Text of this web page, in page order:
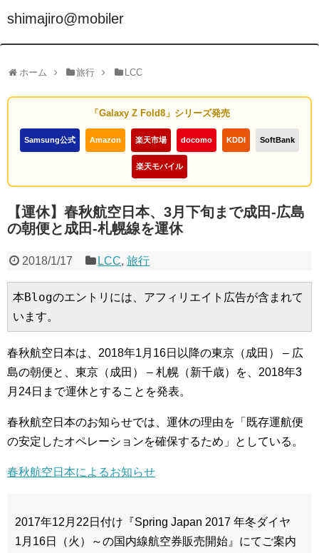
shimajiro@mobiler
ホーム 旅行 LCC
「Galaxy Z Fold8」シリーズ発売
Samsung公式 Amazon 楽天市場 docomo KDDI SoftBank
楽天モバイル
【運休】春秋航空日本、3月下旬まで成田-広島
の朝便と成田-札幌線を運休
2018/1/17 LCC,旅行
本Blogのエントリには、アフィリエイト広告が含まれて
います。
春秋航空日本は、2018年1月16日以降の東京（成田） – 広
島の朝便と、東京（成田） – 札幌（新千歳）を、2018年3
月24日まで運休とすることを発表。
春秋航空日本のお知らせでは、運休の理由を「既存運航便
の安定したオペレーションを確保するため」としている。
春秋航空日本によるお知らせ
2017年12月22日付け『Spring Japan 2017 年冬ダイヤ
1月16日（火）～の国内線航空券販売開始』にてご案内